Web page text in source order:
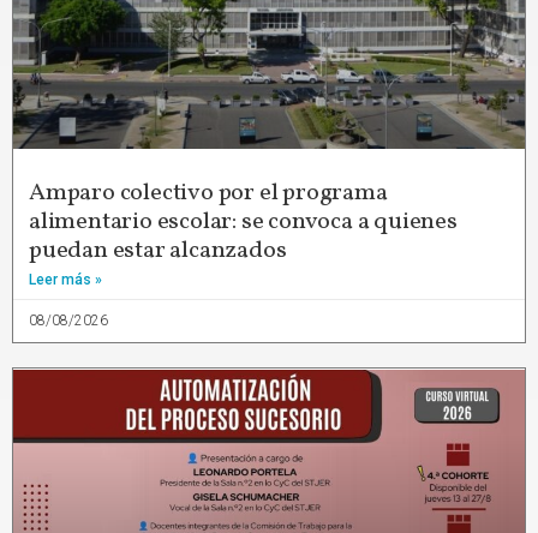
Amparo colectivo por el programa
alimentario escolar: se convoca a quienes
puedan estar alcanzados
Leer más »
08/08/2026